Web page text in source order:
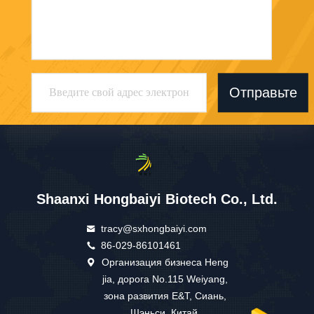
Отправьте
Shaanxi Hongbaiyi Biotech Co., Ltd.
tracy@sxhongbaiyi.com
86-029-86101461
Организация бизнеса Heng
jia, дорога No.115 Weiyang,
зона развития E&T, Сиань,